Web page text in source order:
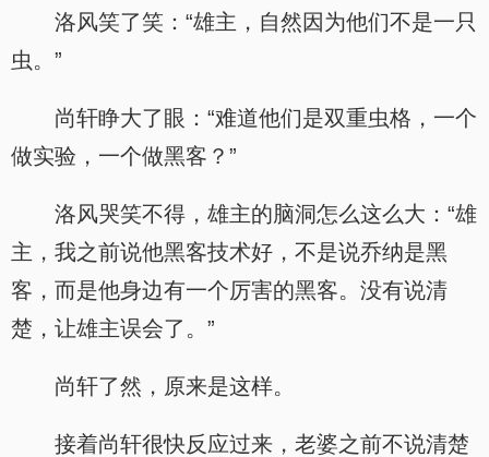
洛风笑了笑：“雄主，自然因为他们不是一只
虫。”
尚轩睁大了眼：“难道他们是双重虫格，一个
做实验，一个做黑客？”
洛风哭笑不得，雄主的脑洞怎么这么大：“雄
主，我之前说他黑客技术好，不是说乔纳是黑
客，而是他身边有一个厉害的黑客。没有说清
楚，让雄主误会了。”
尚轩了然，原来是这样。
接着尚轩很快反应过来，老婆之前不说清楚